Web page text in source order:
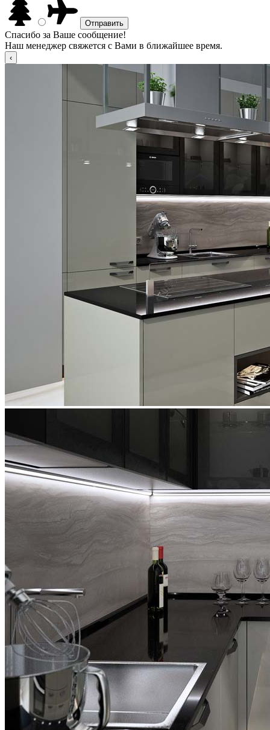
Спасибо за Ваше сообщение!
Наш менеджер свяжется с Вами в ближайшее время.